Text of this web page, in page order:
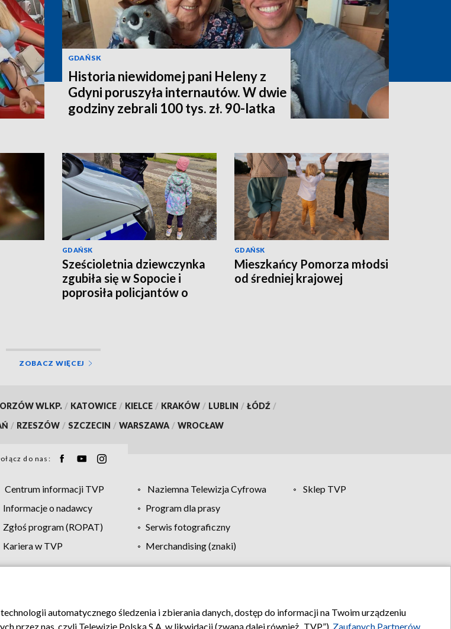
GDAŃSK
Historia niewidomej pani Heleny z
Gdyni poruszyła internautów. W dwie
godziny zebrali 100 tys. zł. 90-latka
GDAŃSK
Sześcioletnia dziewczynka
zgubiła się w Sopocie i
poprosiła policjantów o
GDAŃSK
Mieszkańcy Pomorza młodsi
od średniej krajowej
ZOBACZ WIĘCEJ
WLKP. / KATOWICE / KIELCE / KRAKÓW / LUBLIN / ŁÓDŹ /
/ RZESZÓW / SZCZECIN / WARSZAWA / WROCŁAW
do nas:
Centrum informacji TVP Naziemna Telewizja Cyfrowa
Sklep TVP
Informacje o nadawcy
Program dla prasy
Zgłoś program (ROPAT)
Serwis fotograficzny
Kariera w TVP
Merchandising (znaki)
Moje zgody Pomoc Biuro reklamy Kontakt
automatycznego śledzenia i zbierania danych, dostęp do informacji na Twoim urządzeniu
przez nas, czyli Telewizję Polską S.A. w likwidacji (zwaną dalej również „TVP”), Zaufanych Partnerów